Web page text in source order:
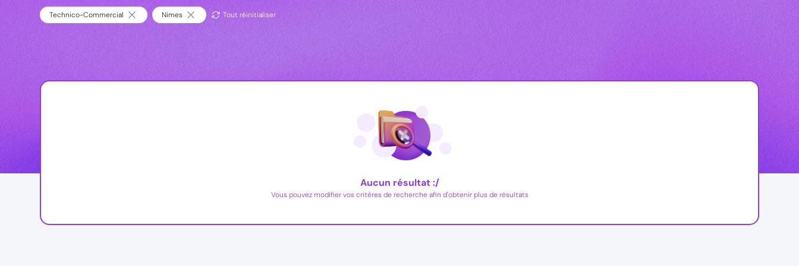
Technico-Commercial Nimes Tout réinitialiser
Aucun résultat :/
Vous pouvez modifier vos critères de recherche afin d'obtenir plus de résultats